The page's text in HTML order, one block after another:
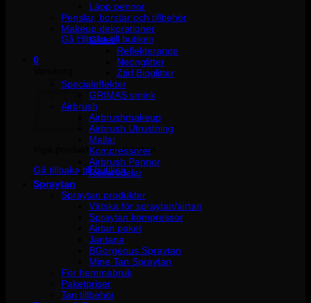
Inga produkter i varukorgen.
Gå tillbaka till butiken
0
Inga produkter i varukorgen.
Gå tillbaka till butiken
Läpp pennor
Penslar, borstar och tillbehör
Makeup dekorationer
Glitter
Reflekterande
Neonglitter
Ztirl Bioglitter
Specialeffekter
GRIMAS smink
Airbrush
Airbrushmakeup
Airbrush Utrustning
Mallar
Kompressorer
Airbrush Pennor
Reservdelar
Spraytan
Spraytan produkter
Vätska för spraytan/airtan
Spraytan kompressor
Airtan paket
Jantana
BGorgeous Spraytan
Mine Tan Spraytan
För hemmabruk
Paketpriser
Tan tillbehör